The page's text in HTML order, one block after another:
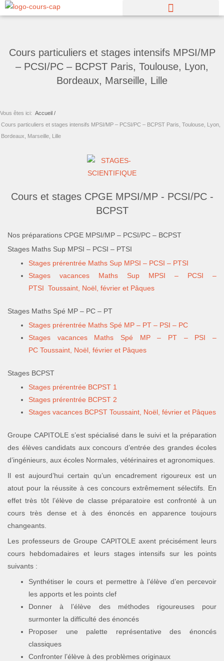
Aller
au
Cours particuliers et stages intensifs MPSI/MP
– PCSI/PC – BCPST Paris, Toulouse, Lyon,
Bordeaux, Marseille, Lille
Vous êtes ici: Accueil /
Cours particuliers et stages intensifs MPSI/MP – PCSI/PC – BCPST Paris, Toulouse, Lyon,
Bordeaux, Marseille, Lille
Cours et stages CPGE MPSI/MP - PCSI/PC -
BCPST
Nos préparations CPGE MPSI/MP – PCSI/PC – BCPST
Stages Maths Sup MPSI – PCSI – PTSI
Stages prérentrée Maths Sup MPSI – PCSI – PTSI
Stages vacances Maths Sup MPSI – PCSI –
PTSI Toussaint, Noël, février et Pâques
Stages Maths Spé MP – PC – PT
Stages prérentrée Maths Spé MP – PT – PSI – PC
Stages vacances Maths Spé MP – PT – PSI –
PC Toussaint, Noël, février et Pâques
Stages BCPST
Stages prérentrée BCPST 1
Stages prérentrée BCPST 2
Stages vacances BCPST Toussaint, Noël, février et Pâques
Groupe CAPITOLE s’est spécialisé dans le suivi et la préparation
des élèves candidats aux concours d’entrée des grandes écoles
d’ingénieurs, aux écoles Normales, vétérinaires et agronomiques.
Il est aujourd’hui certain qu’un encadrement rigoureux est un
atout pour la réussite à ces concours extrêmement sélectifs. En
effet très tôt l’élève de classe préparatoire est confronté à un
cours très dense et à des énoncés en apparence toujours
changeants.
Les professeurs de Groupe CAPITOLE axent précisément leurs
cours hebdomadaires et leurs stages intensifs sur les points
suivants :
Synthétiser le cours et permettre à l’élève d’en percevoir
les apports et les points clef
Donner à l’élève des méthodes rigoureuses pour
surmonter la difficulté des énoncés
Proposer une palette représentative des énoncés
classiques
Confronter l’élève à des problèmes originaux